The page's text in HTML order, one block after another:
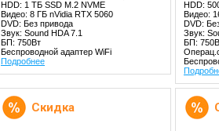
HDD: 1 TБ SSD M.2 NVME
Видео: 8 ГБ nVidia RTX 5060
DVD: Без привода
Звук: Sound HDA 7.1
БП: 750Вт
Беспроводной адаптер WiFi
Подробнее
HDD:
Видео:
DVD:
Звук:
БП:
Скидка